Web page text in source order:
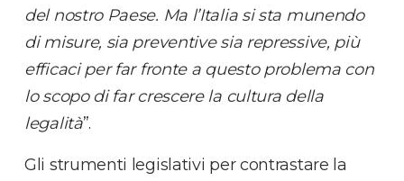
del nostro Paese. Ma l’Italia si sta munendo
di misure, sia preventive sia repressive, più
efficaci per far fronte a questo problema con
lo scopo di far crescere la cultura della
legalità”.
Gli strumenti legislativi per contrastare la